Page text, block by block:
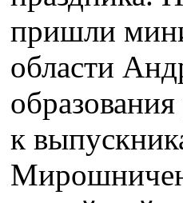
пришли
области
к